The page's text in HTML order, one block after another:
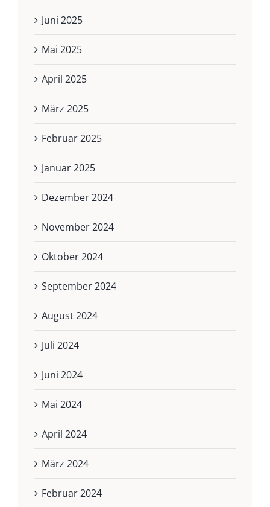
Juni 2025
Mai 2025
April 2025
März 2025
Februar 2025
Januar 2025
Dezember 2024
November 2024
Oktober 2024
September 2024
August 2024
Juli 2024
Juni 2024
Mai 2024
April 2024
März 2024
Februar 2024